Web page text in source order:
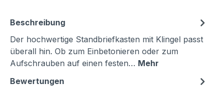
Beschreibung
Der hochwertige Standbriefkasten mit Klingel passt
überall hin. Ob zum Einbetonieren oder zum
Aufschrauben auf einen festen… Mehr
Bewertungen